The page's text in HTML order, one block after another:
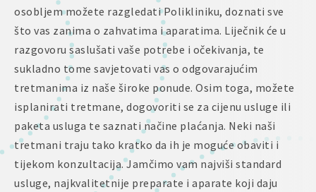
osobljem možete razgledati Polikliniku, doznati sve
što vas zanima o zahvatima i aparatima. Liječnik će u
razgovoru saslušati vaše potrebe i očekivanja, te
sukladno tome savjetovati vas o odgovarajućim
tretmanima iz naše široke ponude. Osim toga, možete
isplanirati tretmane, dogovoriti se za cijenu usluge ili
paketa usluga te saznati načine plaćanja. Neki naši
tretmani traju tako kratko da ih je moguće obaviti i
tijekom konzultacija. Jamčimo vam najviši standard
usluge, najkvalitetnije preparate i aparate koji daju